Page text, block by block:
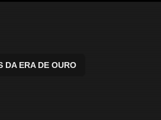
DA ERA DE OURO